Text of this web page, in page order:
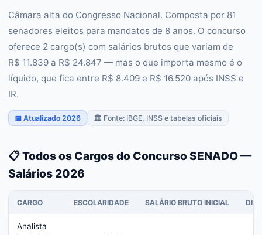
Câmara alta do Congresso Nacional. Composta por 81
senadores eleitos para mandatos de 8 anos. O concurso
oferece 2 cargo(s) com salários brutos que variam de
R$ 11.839 a R$ 24.847 — mas o que importa mesmo é o
líquido, que fica entre R$ 8.409 e R$ 16.520 após INSS e
IR.
📅 Atualizado 2026 🏛️ Fonte: IBGE, INSS e tabelas oficiais
📋 Todos os Cargos do Concurso SENADO —
Salários 2026
CARGO ESCOLARIDADE SALÁRIO BRUTO INICIAL
Analista